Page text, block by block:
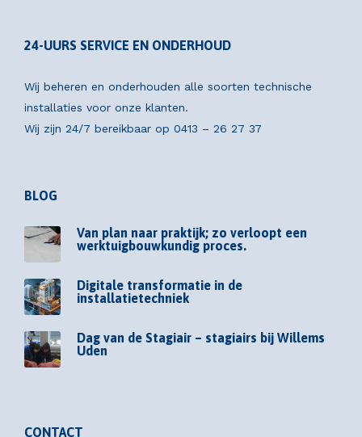
24-UURS SERVICE EN ONDERHOUD
Wij beheren en onderhouden alle soorten technische
installaties voor onze klanten.
Wij zijn 24/7 bereikbaar op 0413 – 26 27 37
BLOG
Van plan naar praktijk; zo verloopt een
werktuigbouwkundig proces.
Digitale transformatie in de
installatietechniek
Dag van de Stagiair – stagiairs bij Willems
Uden
CONTACT